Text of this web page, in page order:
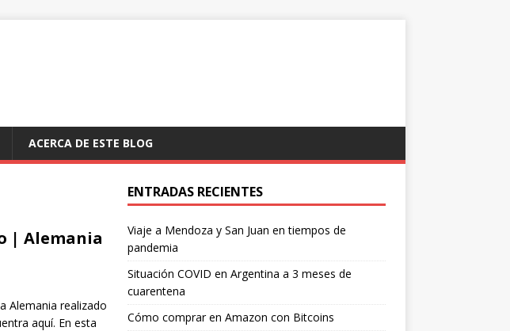
ACERCA DE ESTE BLOG
| Alemania
Alemania realizado
aquí. En esta
ENTRADAS RECIENTES
Viaje a Mendoza y San Juan en tiempos de
pandemia
Situación COVID en Argentina a 3 meses de
cuarentena
Cómo comprar en Amazon con Bitcoins